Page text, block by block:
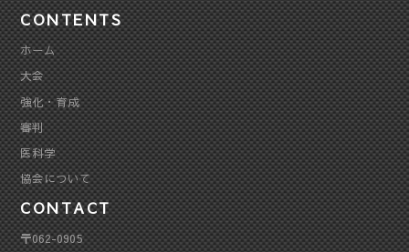
CONTENTS
ホーム
大会
強化・育成
審判
医科学
協会について
CONTACT
〒062-0905